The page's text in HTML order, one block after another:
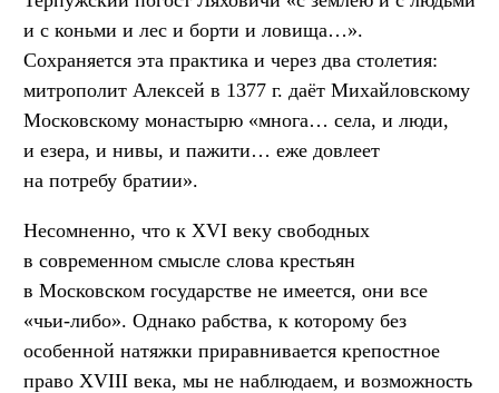
и с коньми и лес и борти и ловища…».
Сохраняется эта практика и через два столетия:
митрополит Алексей в 1377 г. даёт Михайловскому
Московскому монастырю «многа… села, и люди,
и езера, и нивы, и пажити… еже довлеет
на потребу братии».
Несомненно, что к XVI веку свободных
в современном смысле слова крестьян
в Московском государстве не имеется, они все
«чьи-либо». Однако рабства, к которому без
особенной натяжки приравнивается крепостное
право XVIII века, мы не наблюдаем, и возможность